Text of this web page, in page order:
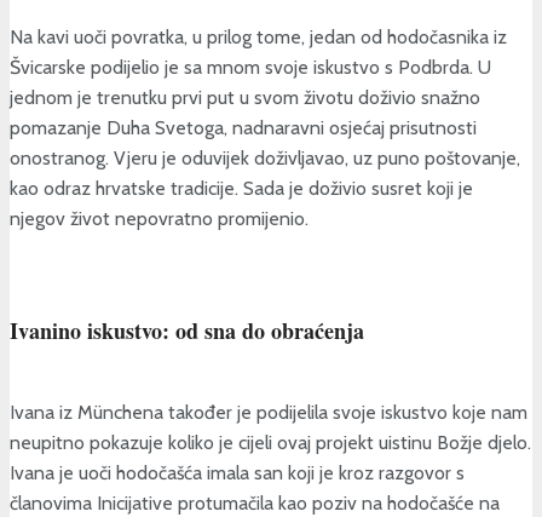
Na kavi uoči povratka, u prilog tome, jedan od hodočasnika iz
Švicarske podijelio je sa mnom svoje iskustvo s Podbrda. U
jednom je trenutku prvi put u svom životu doživio snažno
pomazanje Duha Svetoga, nadnaravni osjećaj prisutnosti
onostranog. Vjeru je oduvijek doživljavao, uz puno poštovanje,
kao odraz hrvatske tradicije. Sada je doživio susret koji je
njegov život nepovratno promijenio.
Ivanino iskustvo: od sna do obraćenja
Ivana iz Münchena također je podijelila svoje iskustvo koje nam
neupitno pokazuje koliko je cijeli ovaj projekt uistinu Božje djelo.
Ivana je uoči hodočašća imala san koji je kroz razgovor s
članovima Inicijative protumačila kao poziv na hodočašće na